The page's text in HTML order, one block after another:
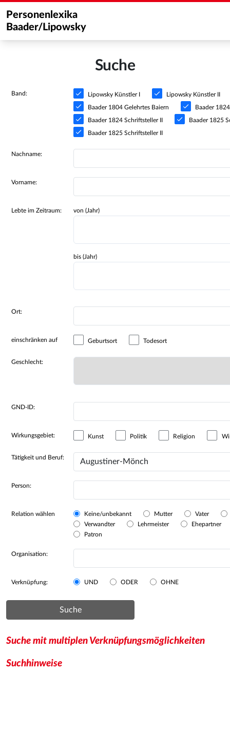
Personenlexika
Baader/Lipowsky
Suche
Band: Lipowsky Künstler I Lipowsky Künstler II
Baader 1804 Gelehrtes Baiern Baader
Baader 1824 Schriftsteller II Baader 1825
Baader 1825 Schriftsteller II
Nachname:
Vorname:
Lebte im Zeitraum: von (Jahr)
bis (Jahr)
Ort:
einschränken auf Geburtsort Todesort
Geschlecht:
GND-ID:
Wirkungsgebiet: Kunst Politik Religion
Tätigkeit und Beruf:
Person:
Relation wählen Keine/unbekannt Mutter
Vater
Verwandter
Lehrmeister
Ehepartner
Patron
Organisation:
Verknüpfung: UND ODER OHNE
Suche
Suche mit multiplen Verknüpfungsmöglichkeiten
Suchhinweise